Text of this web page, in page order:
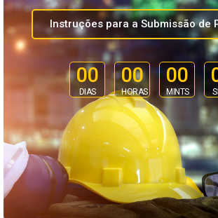
Instruções para a Submissão de
00
DIAS
00
HORAS
00
MINTS